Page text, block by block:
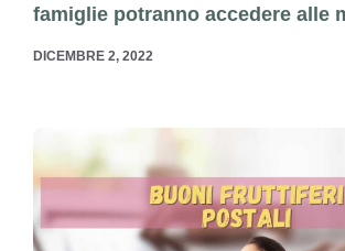
famiglie potranno accedere alle
DICEMBRE 2, 2022